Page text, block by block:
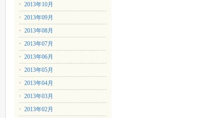
2013年10月
2013年09月
2013年08月
2013年07月
2013年06月
2013年05月
2013年04月
2013年03月
2013年02月